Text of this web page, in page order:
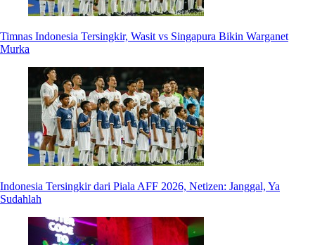
Timnas Indonesia Tersingkir, Wasit vs Singapura Bikin Warganet
Murka
Indonesia Tersingkir dari Piala AFF 2026, Netizen: Janggal, Ya
Sudahlah